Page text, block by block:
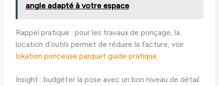
angle adapté à votre espace
Rappel pratique : pour les travaux de ponçage, la
location d’outils permet de réduire la facture, voir
lokation ponceuse parquet guide pratique
Insight : budgéter la pose avec un bon niveau de détail